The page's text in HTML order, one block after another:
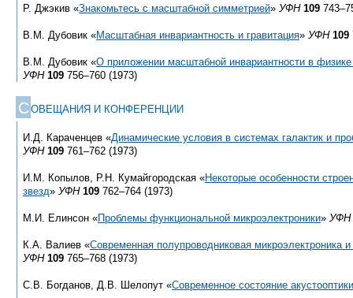
Р. Джэкив «Знакомьтесь с масштабной симметрией» УФН 109
В.М. Дубовик «Масштабная инвариантность и гравитация» УФН 109
В.М. Дубовик «О приложении масштабной инвариантности в
УФН 109 756–760 (1973)
СОВЕЩАНИЯ И КОНФЕРЕНЦИИ
И.Д. Караченцев «Динамические условия в системах галактик и
УФН 109 761–762 (1973)
И.М. Копылов, Р.Н. Кумайгородская «Некоторые особенности
звезд» УФН 109 762–764 (1973)
М.И. Елинсон «Проблемы функциональной микроэлектроники» УФН
К.А. Валиев «Современная полупроводниковая микроэлектроника
УФН 109 765–768 (1973)
С.В. Богданов, Д.В. Шелопут «Современное состояние акустооптики